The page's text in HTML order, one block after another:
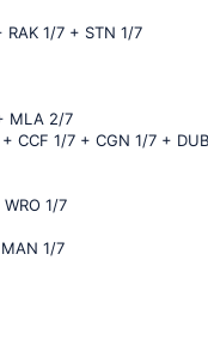
1/7 + STN 1/7
MLA 2/7
CCF 1/7 + CGN 1/7 +
1/7
1/7